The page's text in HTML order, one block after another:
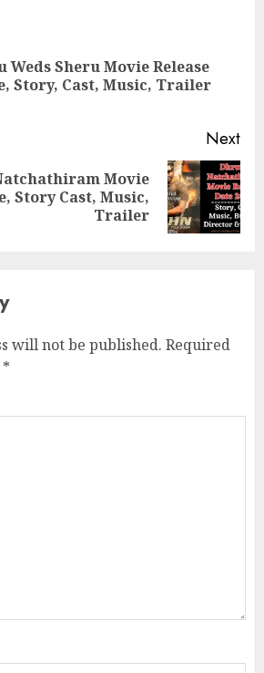
Weds Sheru Movie Release
Story, Cast, Music, Trailer
Next
Movie
Story Cast, Music,
Trailer
will not be published. Required
*